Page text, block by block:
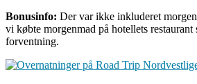
Bonusinfo: Der var ikke inkluderet
vi købte morgenmad på hotellets restaurant
forventning.